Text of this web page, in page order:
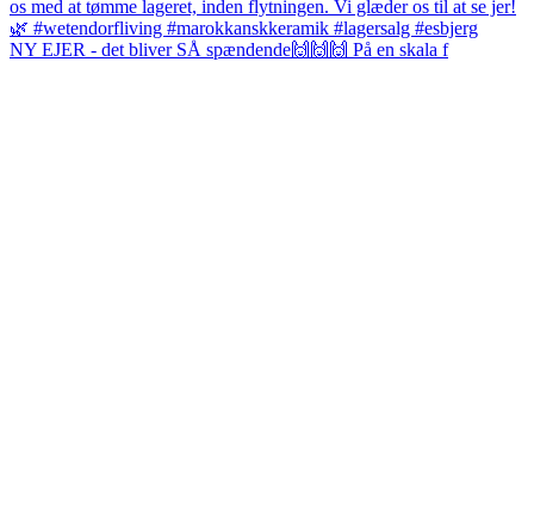
NY EJER - det bliver SÅ spændende🙌🙌🙌 På en skala f